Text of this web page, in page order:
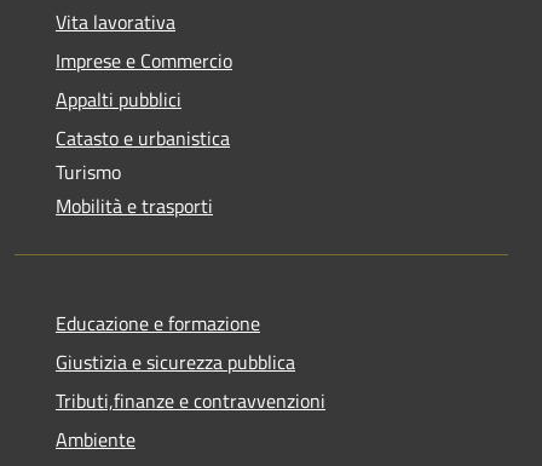
Vita lavorativa
Imprese e Commercio
Appalti pubblici
Catasto e urbanistica
Turismo
Mobilità e trasporti
Educazione e formazione
Giustizia e sicurezza pubblica
Tributi,finanze e contravvenzioni
Ambiente